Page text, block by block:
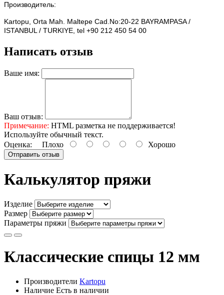
Производитель:
Kartopu, Orta Mah. Maltepe Cad.No:20-22 BAYRAMPASA /
ISTANBUL / TURKIYE, tel +90 212 450 54 00
Написать отзыв
Ваше имя:
Ваш отзыв:
Примечание: HTML разметка не поддерживается!
Используйте обычный текст.
Оценка: Плохо Хорошо
Отправить отзыв
Калькулятор пряжи
Изделие
Размер
Параметры пряжи
Классические спицы 12 мм
Производители Kartopu
Наличие Есть в наличии